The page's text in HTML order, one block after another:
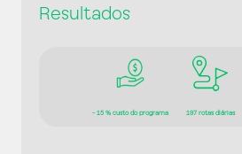
Resultados
- 15 % custo do programa 197 rotas diárias